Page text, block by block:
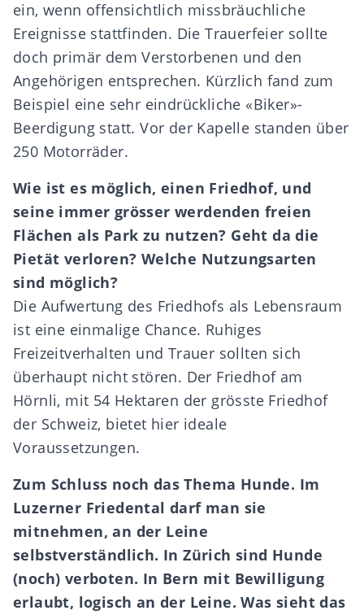
ein, wenn offensichtlich missbräuchliche
Ereignisse stattfinden. Die Trauerfeier sollte
doch primär dem Verstorbenen und den
Angehörigen entsprechen. Kürzlich fand zum
Beispiel eine sehr eindrückliche «Biker»-
Beerdigung statt. Vor der Kapelle standen über
250 Motorräder.
Wie ist es möglich, einen Friedhof, und
seine immer grösser werdenden freien
Flächen als Park zu nutzen? Geht da die
Pietät verloren? Welche Nutzungsarten
sind möglich?
Die Aufwertung des Friedhofs als Lebensraum
ist eine einmalige Chance. Ruhiges
Freizeitverhalten und Trauer sollten sich
überhaupt nicht stören. Der Friedhof am
Hörnli, mit 54 Hektaren der grösste Friedhof
der Schweiz, bietet hier ideale
Voraussetzungen.
Zum Schluss noch das Thema Hunde. Im
Luzerner Friedental darf man sie
mitnehmen, an der Leine
selbstverständlich. In Zürich sind Hunde
(noch) verboten. In Bern mit Bewilligung
erlaubt, logisch an der Leine. Was sieht das